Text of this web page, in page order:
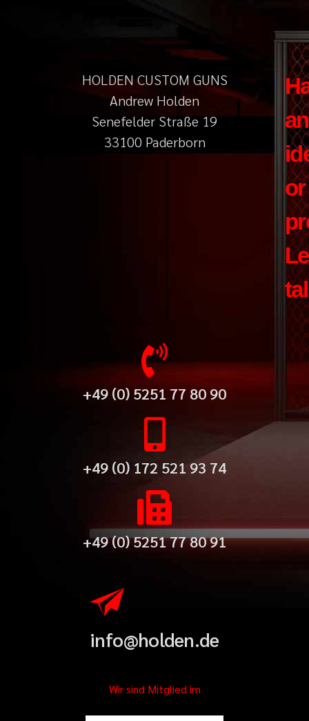
HOLDEN CUSTOM GUNS
Andrew Holden
Senefelder Straße 19
33100 Paderborn
an
or
+49 (0) 5251 77 80 90
+49 (0) 172 521 93 74
+49 (0) 5251 77 80 91
info@holden.de
Wir sind Mitglied im